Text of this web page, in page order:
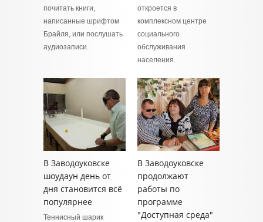
почитать книги,
написанные шрифтом
Брайля, или послушать
аудиозаписи.
откроется в
комплексном центре
социального
обслуживания
населения.
В Заводоуковске
шоудаун день от
дня становится всё
популярнее
Теннисный шарик
В Заводоуковске
продолжают
работы по
программе
"Доступная среда"